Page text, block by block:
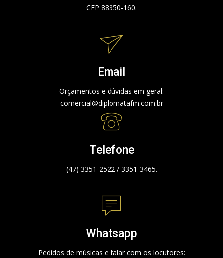
CEP 88350-160.
Email
Orçamentos e dúvidas em geral:
comercial@diplomatafm.com.br
Telefone
(47) 3351-2522 / 3351-3465.
Whatsapp
Pedidos de músicas e falar com os locutores: